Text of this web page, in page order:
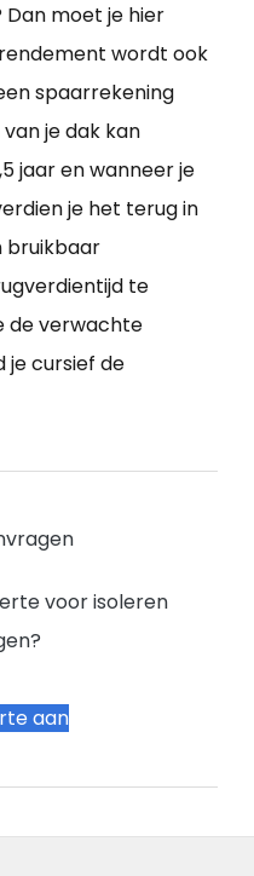
Dan moet je hier
wordt ook
spaarrekening
je dak kan
jaar en wanneer je
je het terug in
bruikbaar
te
de verwachte
je cursief de
voor isoleren
aan